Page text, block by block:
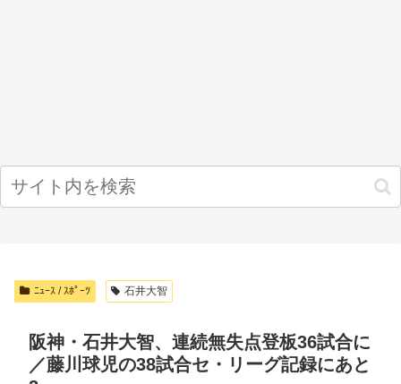
ﾆｭｰｽ / ｽﾎﾟｰﾂ 石井大智
阪神・石井大智、連続無失点登板36試合に
／藤川球児の38試合セ・リーグ記録にあと